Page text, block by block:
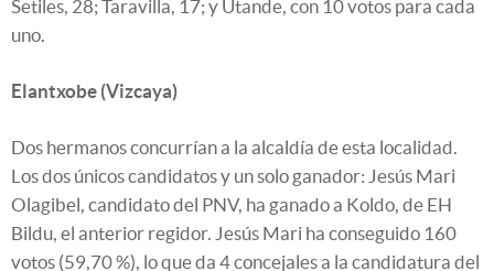
Setiles, 28; Taravilla, 17; y Utande, con 10 votos para cada
uno.
Elantxobe (Vizcaya)
Dos hermanos concurrían a la alcaldía de esta localidad.
Los dos únicos candidatos y un solo ganador: Jesús Mari
Olagibel, candidato del PNV, ha ganado a Koldo, de EH
Bildu, el anterior regidor. Jesús Mari ha conseguido 160
votos (59,70 %), lo que da 4 concejales a la candidatura del